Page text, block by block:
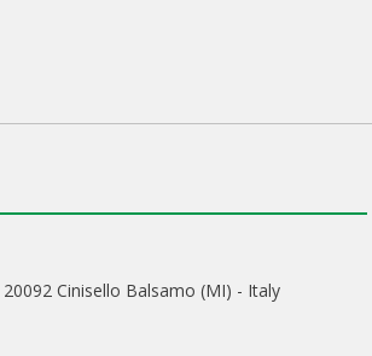
Cinisello Balsamo (MI) - Italy